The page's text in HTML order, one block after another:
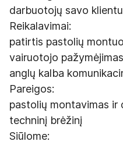
darbuotojų savo
Reikalavimai:
patirtis pastolių
vairuotojo
anglų kalba
Pareigos:
pastolių montavimas ir
techninį brėžinį
Siūlome: